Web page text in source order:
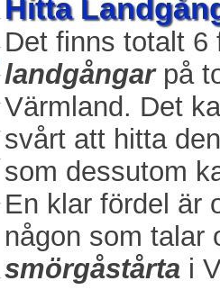
Hitta
Det finns totalt 6
landgångarpå
Värmland. Det
svårt att hitta
som dessutom
En klar fördel är
någon som
smörgåstårta i